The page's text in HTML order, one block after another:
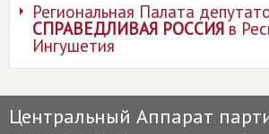
Региональная Палата
СПРАВЕДЛИВАЯ РОССИЯв
Ингушетия
Центральный Аппарат